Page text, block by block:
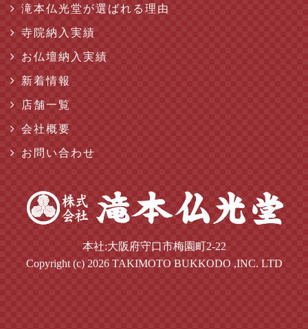
滝本仏光堂が選ばれる理由
寺院納入実績
お仏壇納入実績
新着情報
店舗一覧
会社概要
お問い合わせ
本社:大阪府守口市梅園町2-22
Copyright (c) 2026 TAKIMOTO BUKKODO ,INC. LTD